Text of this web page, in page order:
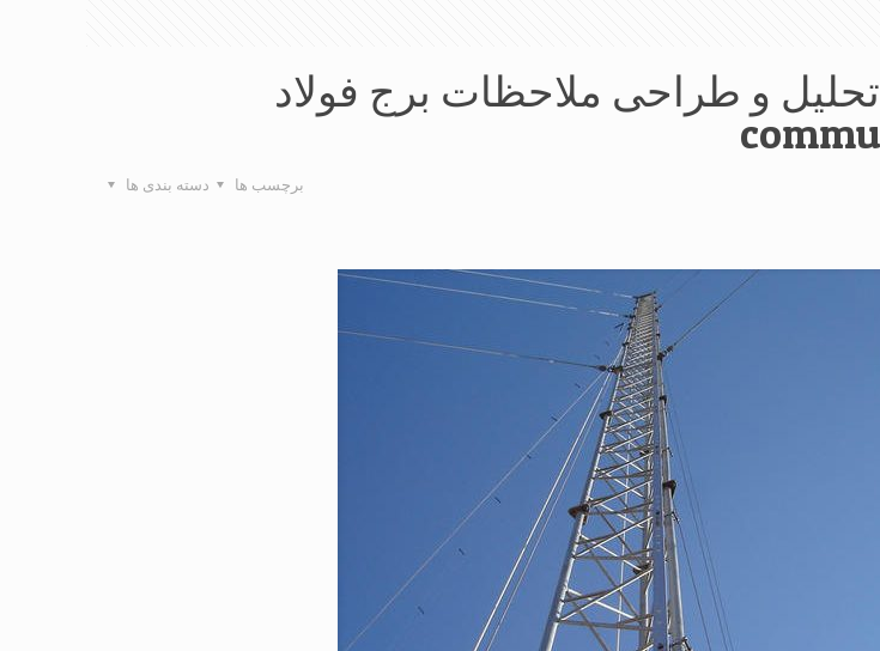
و طراحی ملاحظات برج فولاد
دسته بندی ها برچسب ها